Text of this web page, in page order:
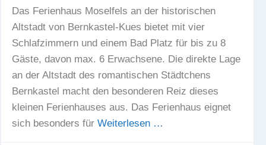
Das Ferienhaus Moselfels an der historischen
Altstadt von Bernkastel-Kues bietet mit vier
Schlafzimmern und einem Bad Platz für bis zu 8
Gäste, davon max. 6 Erwachsene. Die direkte Lage
an der Altstadt des romantischen Städtchens
Bernkastel macht den besonderen Reiz dieses
kleinen Ferienhauses aus. Das Ferienhaus eignet
sich besonders für Weiterlesen …